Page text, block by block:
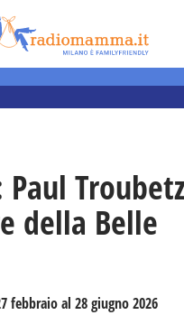
ragazzi e
di
Paul
della Belle
febbraio al 28 giugno 2026